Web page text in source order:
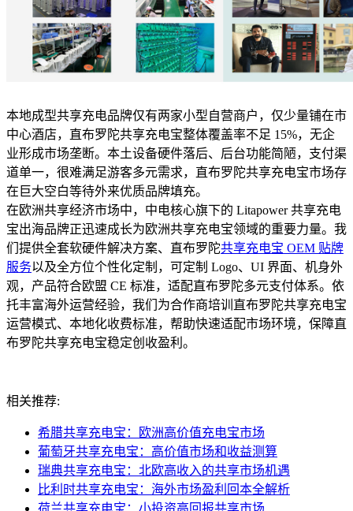
本地成型共享充电品牌仅有两家小型自营商户，仅少量铺在市
中心酒店，直布罗陀共享充电宝整体覆盖率不足 15%，无企
业形成市场垄断。本土设备硬件落后、后台功能简陋，支付渠
道单一，很难满足游客多元需求，直布罗陀共享充电宝市场存
在巨大空白等待外来优质品牌填充。
在欧洲共享经济市场中，中电核心旗下的 Litapower 共享充电
宝出海品牌正迅速成长为欧洲共享充电宝领域的重要力量。我
们提供全套软硬件解决方案、直布罗陀共享充电宝 OEM 贴牌
服务以及全方位个性化定制，可定制 Logo、UI 界面、机身外
观，产品符合欧盟 CE 标准，适配直布罗陀多元支付体系。依
托丰富海外运营经验，我们为合作商培训直布罗陀共享充电宝
运营模式、本地化收费标准，帮助快速适配市场环境，保障直
布罗陀共享充电宝稳定创收盈利。
相关推荐:
希腊共享充电宝：欧洲高价值充电宝市场
葡萄牙共享充电宝：高价值市场和收益测算
瑞典共享充电宝：北欧高收入的共享市场机遇
比利时共享充电宝：海外市场盈利回本全解析
荷兰共享充电宝：小投资高回报共享市场